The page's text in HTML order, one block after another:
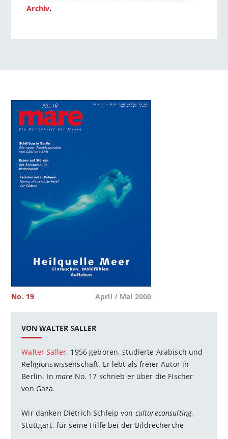
Archiv.
No. 19 April / Mai 2000
VON WALTER SALLER
Walter Saller, 1956 geboren, studierte Arabisch und
Religionswissenschaft. Er lebt als freier Autor in
Berlin. In mare No. 17 schrieb er über die Fischer
von Gaza.
Wir danken Dietrich Schleip von cultureconsulting,
Stuttgart, für seine Hilfe bei der Bildrecherche